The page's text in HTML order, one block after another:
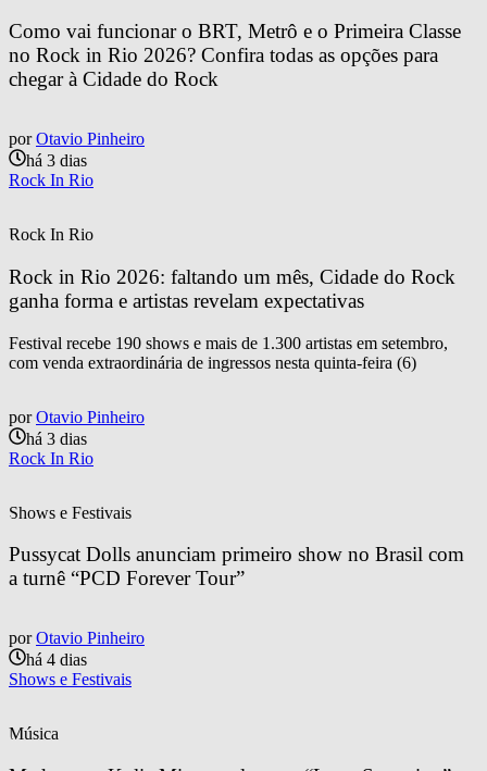
Como vai funcionar o BRT, Metrô e o Primeira Classe
no Rock in Rio 2026? Confira todas as opções para
chegar à Cidade do Rock
por Otavio Pinheiro
há 3 dias
Rock In Rio
Rock In Rio
Rock in Rio 2026: faltando um mês, Cidade do Rock
ganha forma e artistas revelam expectativas
Festival recebe 190 shows e mais de 1.300 artistas em setembro,
com venda extraordinária de ingressos nesta quinta-feira (6)
por Otavio Pinheiro
há 3 dias
Rock In Rio
Shows e Festivais
Pussycat Dolls anunciam primeiro show no Brasil com
a turnê “PCD Forever Tour”
por Otavio Pinheiro
há 4 dias
Shows e Festivais
Música